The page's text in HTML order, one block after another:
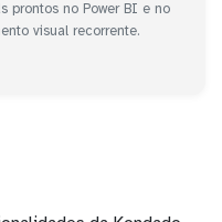
prontos no Power BI e no
visual recorrente.